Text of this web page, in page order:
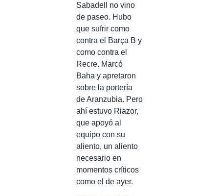
Sabadell no vino
de paseo. Hubo
que sufrir como
contra el Barça B y
como contra el
Recre. Marcó
Baha y apretaron
sobre la portería
de Aranzubia. Pero
ahí estuvo Riazor,
que apoyó al
equipo con su
aliento, un aliento
necesario en
momentos críticos
como el de ayer.